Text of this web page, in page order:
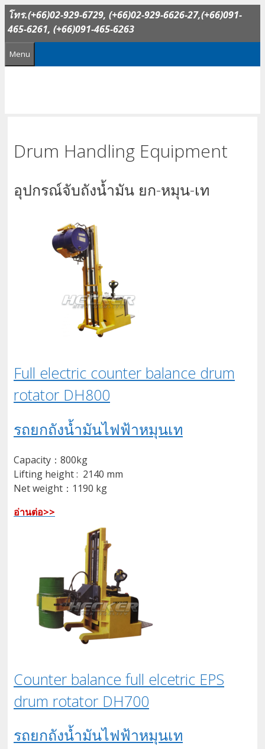
Skip
to
content
โทร.(+66)02-929-6729, (+66)02-929-6626-27,(+66)091-
465-6261, (+66)091-465-6263
Menu
Drum Handling Equipment
อุปกรณ์จับถังน้ำมัน ยก-หมุน-เท
Full electric counter balance drum
rotator DH800
รถยกถังน้ำมันไฟฟ้าหมุนเท
Capacity：800kg
Lifting height : 2140 mm
Net weight：1190 kg
อ่านต่อ>>
Counter balance full elcetric EPS
drum rotator DH700
รถยกถังน้ำมันไฟฟ้าหมุนเท